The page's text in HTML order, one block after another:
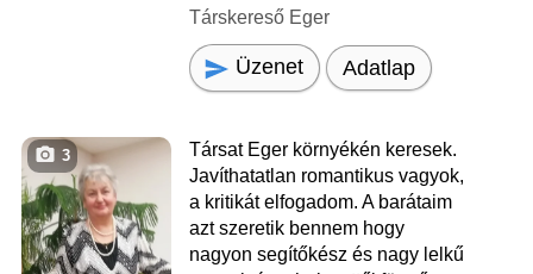
Társkereső Eger
Üzenet Adatlap
3
Társat Eger környékén keresek.
Javíthatatlan romantikus vagyok,
a kritikát elfogadom. A barátaim
azt szeretik bennem hogy
nagyon segítőkész és nagy lelkű